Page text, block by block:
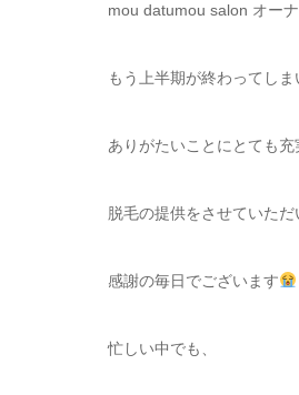
mou datumou salon オー
もう上半期が終わってしま
ありがたいことにとても充
脱毛の提供をさせていただ
感謝の毎日でございます
忙しい中でも、